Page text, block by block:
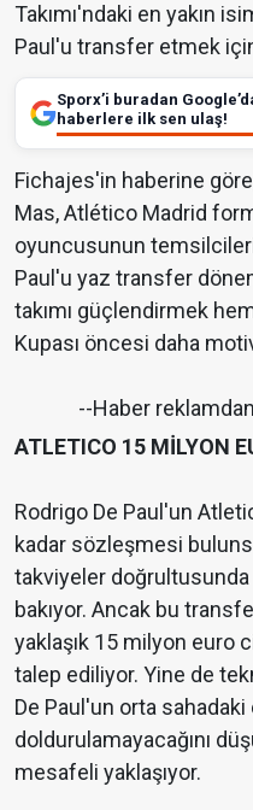
Takımı'ndaki en yakın
Paul'u transfer etmek
Sporx’i buradan
haberlere ilk sen ulaş!
Fichajes'in haberine
Mas, Atlético Madrid
oyuncusunun
Paul'u yaz transfer
takımı güçlendirmek
Kupası öncesi daha
--Haber
ATLETICO 15 MİLYON
Rodrigo De Paul'un
kadar sözleşmesi
takviyeler doğrultusunda
bakıyor. Ancak bu
yaklaşık 15 milyon euro
talep ediliyor. Yine de
De Paul'un orta
doldurulamayacağını
mesafeli yaklaşıyor.